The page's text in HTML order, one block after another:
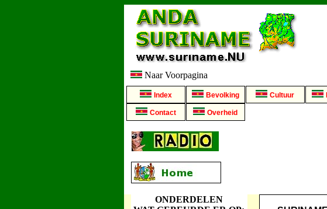
Naar Voorpagina
Index Bevolking Cultuur
Contact Overheid
ONDERDELEN